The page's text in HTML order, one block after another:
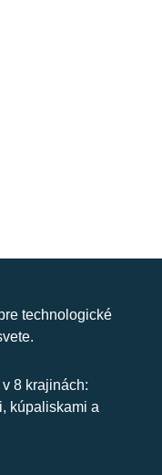
technologické
8 krajinách:
kúpaliskami a